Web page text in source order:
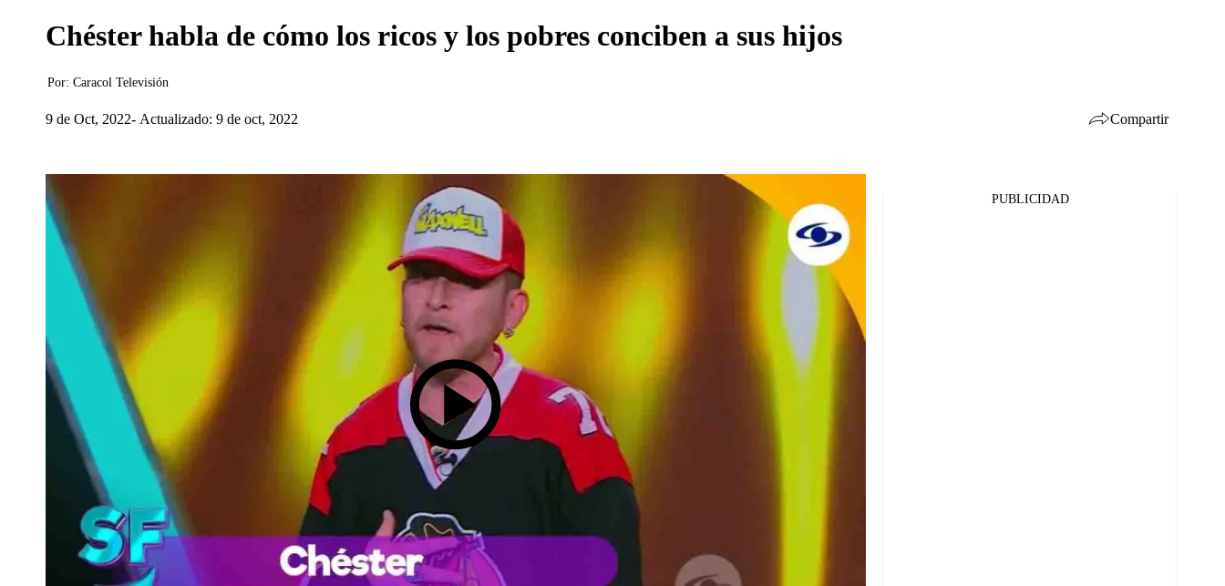
Chéster habla de cómo los ricos y los pobres conciben a sus hijos
Por: Caracol Televisión
9 de Oct, 2022 Actualizado: 9 de oct, 2022 Compartir
PUBLICIDAD